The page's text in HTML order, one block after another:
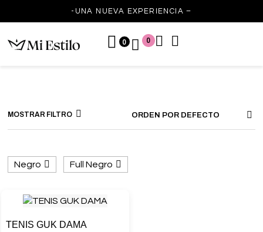
-UNA NUEVA EXPERIENCIA –
0 0
MOSTRAR FILTRO ORDEN POR DEFECTO
Negro Full Negro
TENIS GUK DAMA